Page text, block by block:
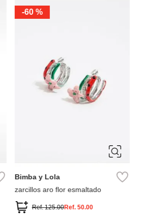
-60 %
Bimba y Lola
zarcillos aro flor esmaltado
Ref.125.00Ref. 50.00